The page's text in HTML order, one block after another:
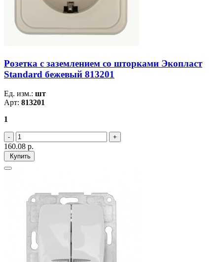
Розетка с заземлением со шторками Экопласт
Standard бежевый 813201
Ед. изм.: шт
Арт: 813201
1
160.08 р.
Купить